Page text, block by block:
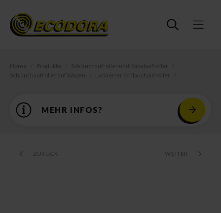
Home Produkte
Schlauchaufroller und Kabelaufroller
Schlauchaufroller auf Wagen
Lackierter Schlauchaufroller
MEHR INFOS?
ZURÜCK WEITER